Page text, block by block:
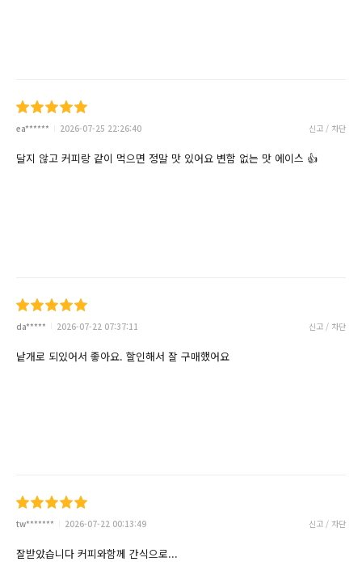
ea****** 2026-07-25 22:26:40 신고 / 차단
달지 않고 커피랑 같이 먹으면 정말 맛 있어요 변함 없는 맛 에이스 👍
da***** 2026-07-22 07:37:11 신고 / 차단
낱개로 되있어서 좋아요. 할인해서 잘 구매했어요
tw******* 2026-07-22 00:13:49 신고 / 차단
잘받았습니다 커피와함께 간식으로...